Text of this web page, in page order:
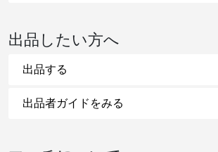
出品したい方へ
出品する
出品者ガイドをみる